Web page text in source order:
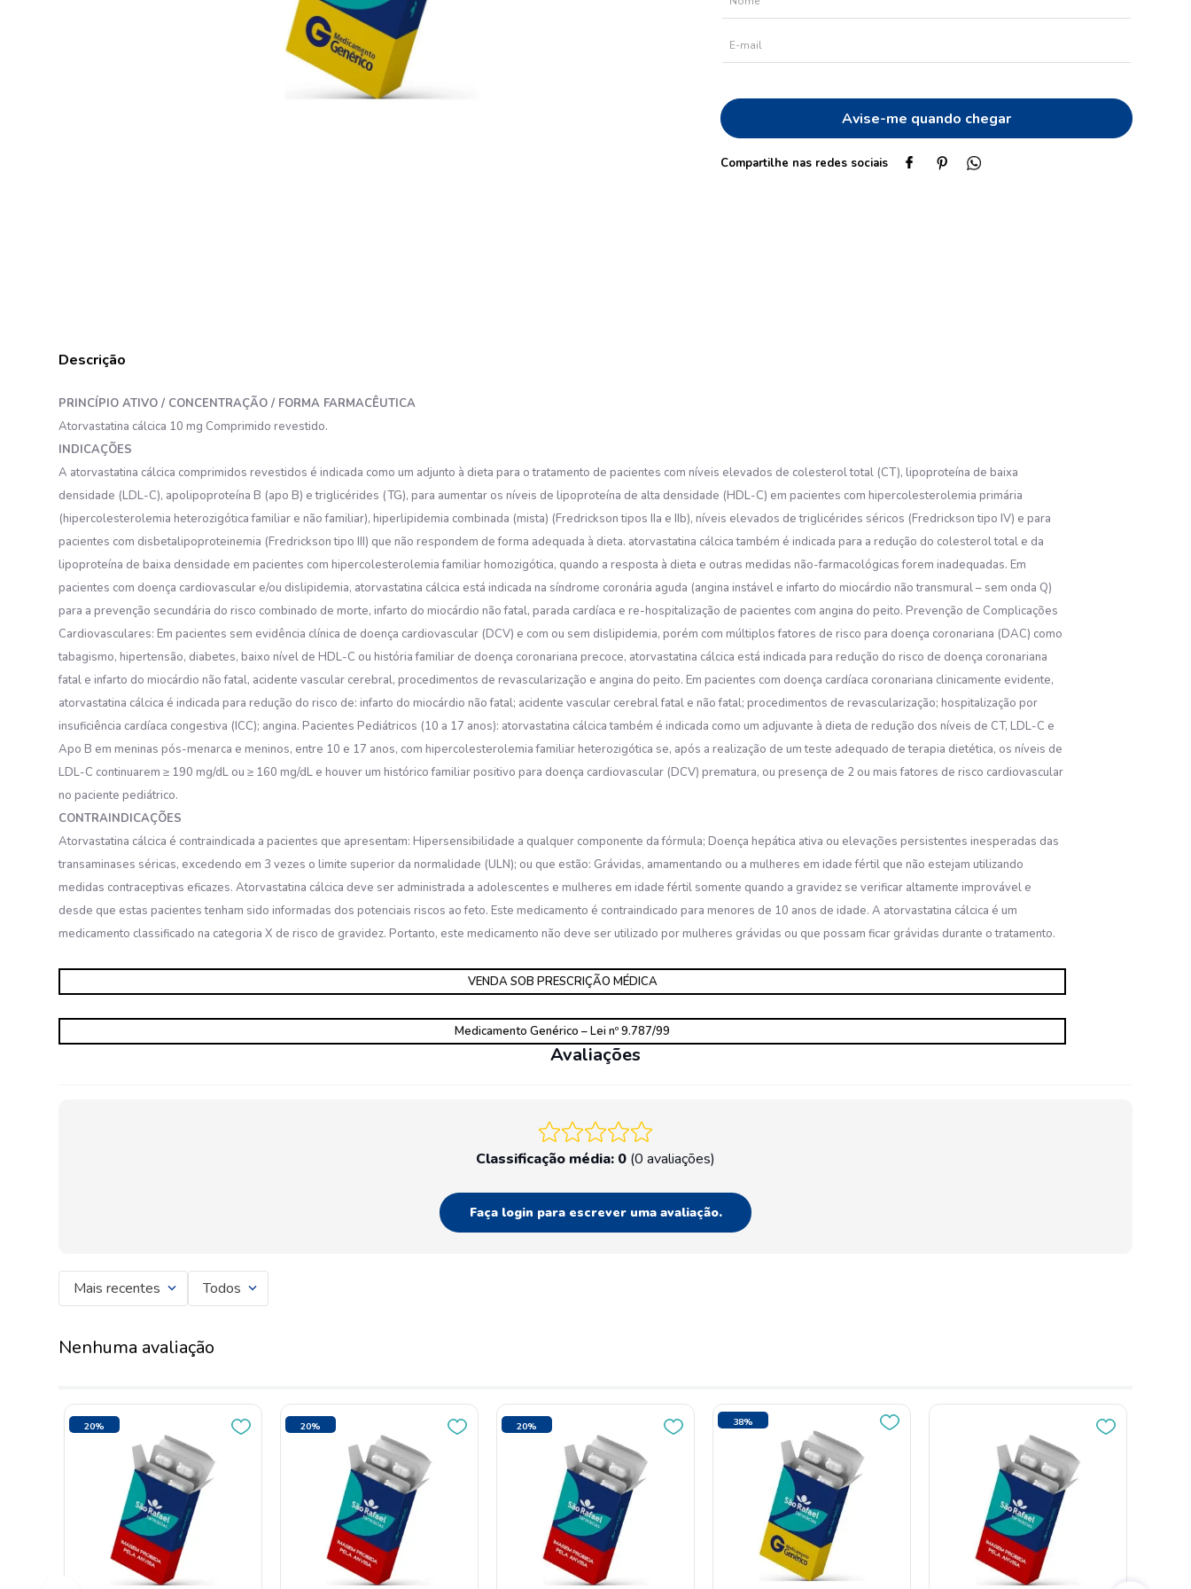
PRINCÍPIO ATIVO / CONCENTRAÇÃO / FORMA FARMACÊUTICA
Atorvastatina cálcica 10 mg Comprimido revestido.
INDICAÇÕES
A atorvastatina cálcica comprimidos revestidos é indicada como um adjunto à dieta para o tratamento de pacientes com níveis elevados de colesterol total (CT), lipoproteína de baixa
densidade (LDL-C), apolipoproteína B (apo B) e triglicérides (TG), para aumentar os níveis de lipoproteína de alta densidade (HDL-C) em pacientes com hipercolesterolemia primária
(hipercolesterolemia heterozigótica familiar e não familiar), hiperlipidemia combinada (mista) (Fredrickson tipos IIa e IIb), níveis elevados de triglicérides séricos (Fredrickson tipo IV) e para
pacientes com disbetalipoproteinemia (Fredrickson tipo III) que não respondem de forma adequada à dieta. atorvastatina cálcica também é indicada para a redução do colesterol total e da
lipoproteína de baixa densidade em pacientes com hipercolesterolemia familiar homozigótica, quando a resposta à dieta e outras medidas não-farmacológicas forem inadequadas. Em
pacientes com doença cardiovascular e/ou dislipidemia, atorvastatina cálcica está indicada na síndrome coronária aguda (angina instável e infarto do miocárdio não transmural – sem onda Q)
para a prevenção secundária do risco combinado de morte, infarto do miocárdio não fatal, parada cardíaca e re-hospitalização de pacientes com angina do peito. Prevenção de Complicações
Cardiovasculares: Em pacientes sem evidência clínica de doença cardiovascular (DCV) e com ou sem dislipidemia, porém com múltiplos fatores de risco para doença coronariana (DAC) como
tabagismo, hipertensão, diabetes, baixo nível de HDL-C ou história familiar de doença coronariana precoce, atorvastatina cálcica está indicada para redução do risco de doença coronariana
fatal e infarto do miocárdio não fatal, acidente vascular cerebral, procedimentos de revascularização e angina do peito. Em pacientes com doença cardíaca coronariana clinicamente evidente,
atorvastatina cálcica é indicada para redução do risco de: infarto do miocárdio não fatal; acidente vascular cerebral fatal e não fatal; procedimentos de revascularização; hospitalização por
insuficiência cardíaca congestiva (ICC); angina. Pacientes Pediátricos (10 a 17 anos): atorvastatina cálcica também é indicada como um adjuvante à dieta de redução dos níveis de CT, LDL-C e
Apo B em meninas pós-menarca e meninos, entre 10 e 17 anos, com hipercolesterolemia familiar heterozigótica se, após a realização de um teste adequado de terapia dietética, os níveis de
LDL-C continuarem ≥ 190 mg/dL ou ≥ 160 mg/dL e houver um histórico familiar positivo para doença cardiovascular (DCV) prematura, ou presença de 2 ou mais fatores de risco cardiovascular
no paciente pediátrico.
CONTRAINDICAÇÕES
Atorvastatina cálcica é contraindicada a pacientes que apresentam: Hipersensibilidade a qualquer componente da fórmula; Doença hepática ativa ou elevações persistentes inesperadas das
transaminases séricas, excedendo em 3 vezes o limite superior da normalidade (ULN); ou que estão: Grávidas, amamentando ou a mulheres em idade fértil que não estejam utilizando
medidas contraceptivas eficazes. Atorvastatina cálcica deve ser administrada a adolescentes e mulheres em idade fértil somente quando a gravidez se verificar altamente improvável e
desde que estas pacientes tenham sido informadas dos potenciais riscos ao feto. Este medicamento é contraindicado para menores de 10 anos de idade. A atorvastatina cálcica é um
medicamento classificado na categoria X de risco de gravidez. Portanto, este medicamento não deve ser utilizado por mulheres grávidas ou que possam ficar grávidas durante o tratamento.
VENDA SOB PRESCRIÇÃO MÉDICA
Medicamento Genérico – Lei nº 9.787/99
Avaliações
Classificação média: 0 (0 avaliações)
Faça login para escrever uma avaliação.
Mais recentes Todos
Nenhuma avaliação
68%
10%
64%
20%